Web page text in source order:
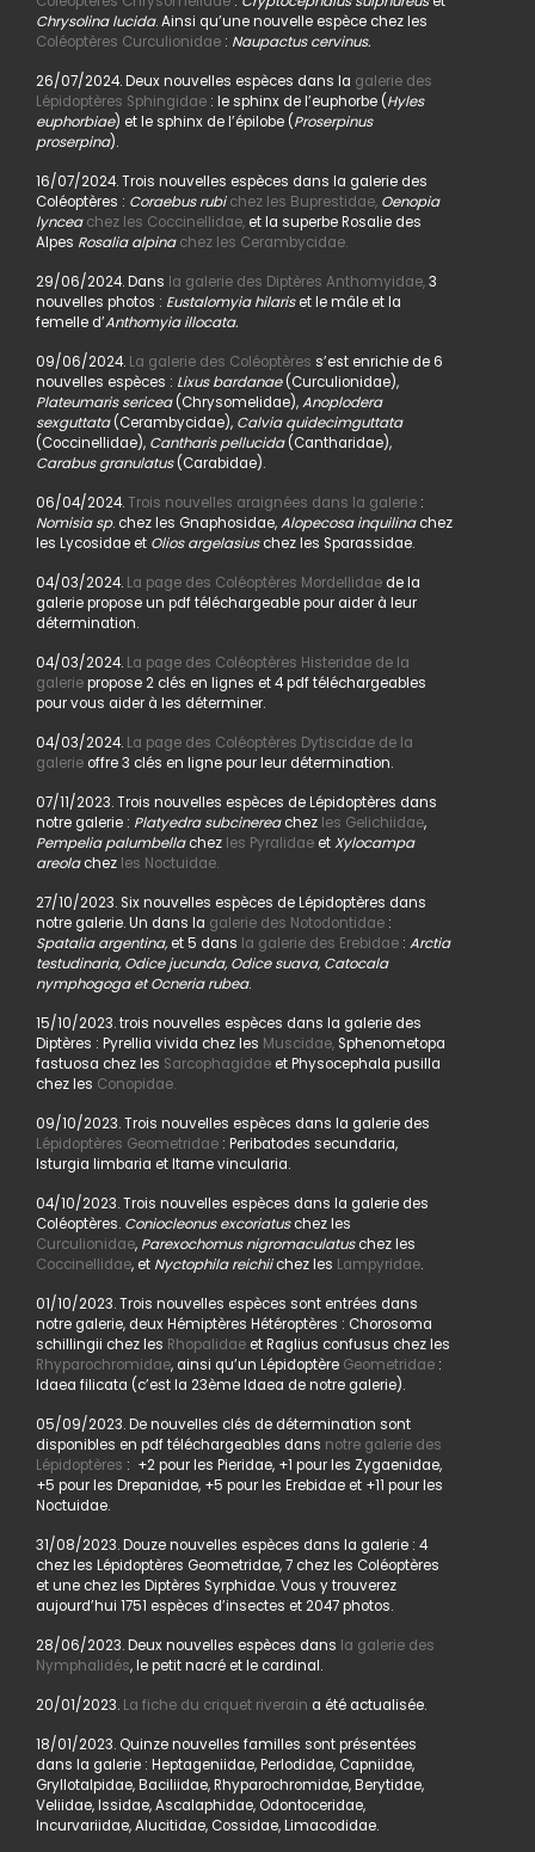
Chrysolina lucida. Ainsi qu’une nouvelle espèce chez les
Coléoptères Curculionidae : Naupactus cervinus.
26/07/2024. Deux nouvelles espèces dans la galerie des
Lépidoptères Sphingidae: le sphinx de l’euphorbe (Hyles
euphorbiae) et le sphinx de l’épilobe (Proserpinus
proserpina).
16/07/2024. Trois nouvelles espèces dans la galerie des
Coléoptères : Coraebus rubi chez les Buprestidae, Oenopia
lyncea chez les Coccinellidae,et la superbe Rosalie des
Alpes Rosalia alpina chez les Cerambycidae.
29/06/2024. Dans la galerie des Diptères Anthomyidae,3
nouvelles photos : Eustalomyia hilariset le mâle et la
femelle d’Anthomyia illocata.
09/06/2024.La galerie des Coléoptères s’est enrichie de 6
nouvelles espèces : Lixus bardanae(Curculionidae),
Plateumaris sericea(Chrysomelidae),Anoplodera
sexguttata(Cerambycidae), Calvia quidecimguttata
(Coccinellidae), Cantharis pellucida(Cantharidae),
Carabus granulatus(Carabidae).
06/04/2024.Trois nouvelles araignées dans la galerie:
Nomisia sp. chez les Gnaphosidae,Alopecosa inquilinachez
les Lycosidae et Olios argelasiuschez les Sparassidae.
04/03/2024. La page des Coléoptères Mordellidaede la
galerie propose un pdf téléchargeable pour aider à leur
détermination.
04/03/2024. La page des Coléoptères Histeridae de la
galeriepropose 2 clés en lignes et 4 pdf téléchargeables
pour vous aider à les déterminer.
04/03/2024. La page des Coléoptères Dytiscidae de la
galerieoffre 3 clés en ligne pour leur détermination.
07/11/2023. Trois nouvelles espèces de Lépidoptères dans
notre galerie : Platyedra subcinereachez les Gelichiidae,
Pempelia palumbellachez les PyralidaeetXylocampa
areolachez les Noctuidae.
27/10/2023. Six nouvelles espèces de Lépidoptères dans
notre galerie. Un dans la galerie des Notodontidae:
Spatalia argentina, et 5 dans la galerie des Erebidae: Arctia
testudinaria, Odice jucunda, Odice suava, Catocala
nymphogoga et Ocneria rubea.
15/10/2023. trois nouvelles espèces dans la galerie des
Diptères : Pyrellia vivida chez les Muscidae,Sphenometopa
fastuosa chez les Sarcophagidaeet Physocephala pusilla
chez les Conopidae.
09/10/2023. Trois nouvelles espèces dans la galerie des
Lépidoptères Geometridae: Peribatodes secundaria,
Isturgia limbaria et Itame vincularia.
04/10/2023. Trois nouvelles espèces dans la galerie des
Coléoptères. Coniocleonus excoriatuschez les
Curculionidae, Parexochomus nigromaculatuschez les
Coccinellidae, et Nyctophila reichiichez les Lampyridae.
01/10/2023. Trois nouvelles espèces sont entrées dans
notre galerie, deux Hémiptères Hétéroptères : Chorosoma
schillingii chez les Rhopalidaeet Raglius confusus chez les
Rhyparochromidae, ainsi qu’un Lépidoptère Geometridae:
Idaea filicata (c’est la 23ème Idaea de notre galerie).
05/09/2023. De nouvelles clés de détermination sont
disponibles en pdf téléchargeables dans notre galerie des
Lépidoptères : +2 pour les Pieridae, +1 pour les Zygaenidae,
+5 pour les Drepanidae, +5 pour les Erebidae et +11 pour les
Noctuidae.
31/08/2023. Douze nouvelles espèces dans la galerie : 4
chez les Lépidoptères Geometridae, 7 chez les Coléoptères
et une chez les Diptères Syrphidae. Vous y trouverez
aujourd’hui 1751 espèces d’insectes et 2047 photos.
28/06/2023. Deux nouvelles espèces dans la galerie des
Nymphalidés, le petit nacré et le cardinal.
20/01/2023. La fiche du criquet riverain a été actualisée.
18/01/2023. Quinze nouvelles familles sont présentées
dans la galerie : Heptageniidae, Perlodidae, Capniidae,
Gryllotalpidae, Baciliidae, Rhyparochromidae, Berytidae,
Veliidae, Issidae, Ascalaphidae, Odontoceridae,
Incurvariidae, Alucitidae, Cossidae, Limacodidae.